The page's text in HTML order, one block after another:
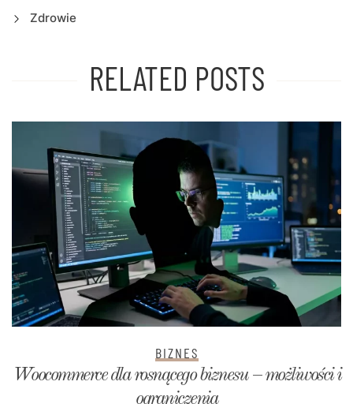
Zdrowie
RELATED POSTS
BIZNES
Woocommerce dla rosnącego biznesu – możliwości i
ograniczenia